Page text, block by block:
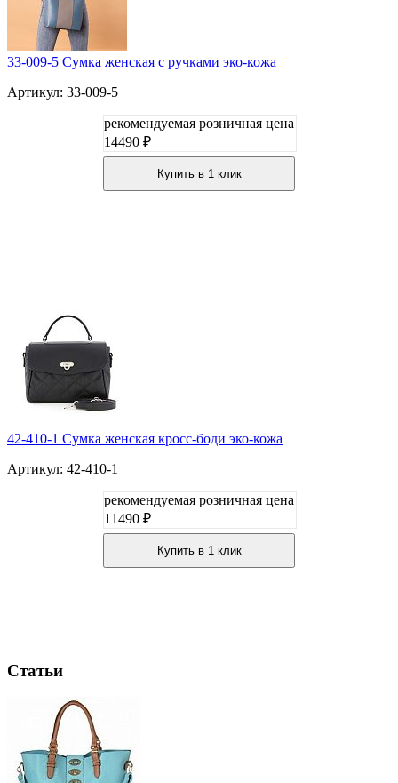
33-009-5 Сумка женская с ручками эко-кожа
Артикул: 33-009-5
рекомендуемая розничная цена
14490 ₽
Купить в 1 клик
42-410-1 Сумка женская кросс-боди эко-кожа
Артикул: 42-410-1
рекомендуемая розничная цена
11490 ₽
Купить в 1 клик
Статьи